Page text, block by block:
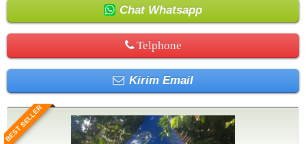
Chat Whatsapp
Telphone
Kirim Email
BEST SELLER